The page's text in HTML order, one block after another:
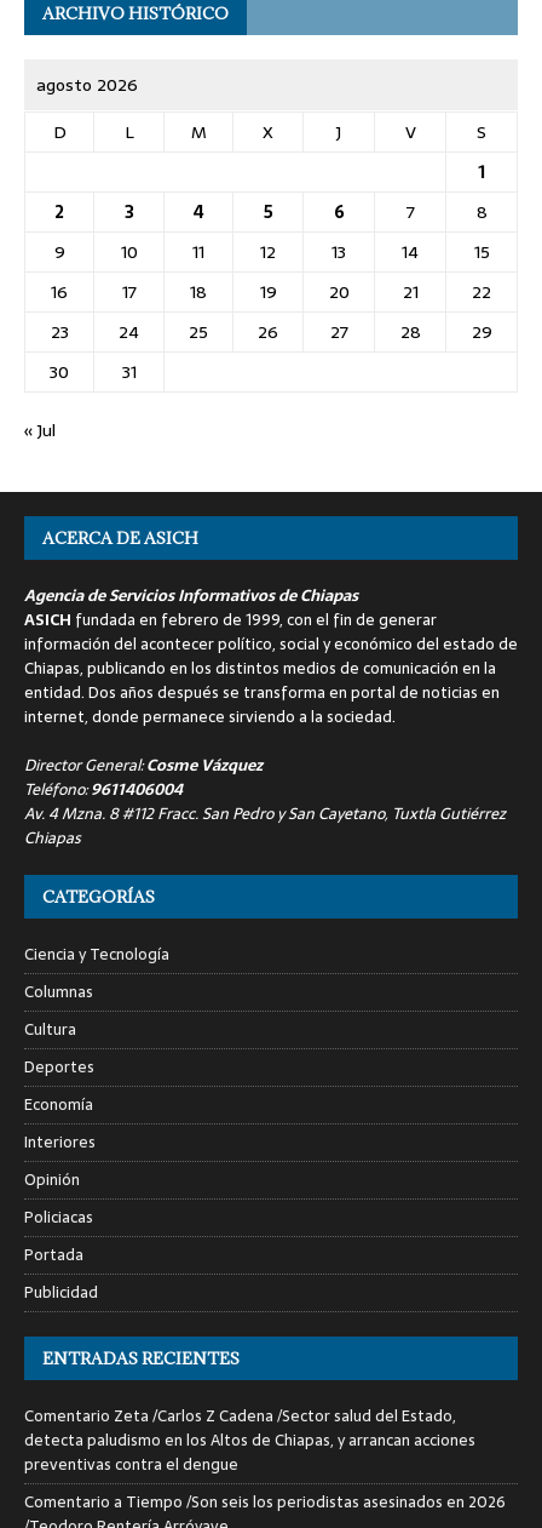
ARCHIVO HISTÓRICO
agosto 2026
D
L M X J V
S
1
2
3 4 5 6 7
8
9
10 11 12 13 14
15
16
17 18 19 20 21
22
23
24 25 26 27 28
29
30
31
« Jul
ACERCA DE ASICH
Agencia de Servicios Informativos de Chiapas
ASICH fundada en febrero de 1999, con el fin de generar
información del acontecer político, social y económico del estado de
Chiapas, publicando en los distintos medios de comunicación en la
entidad. Dos años después se transforma en portal de noticias en
internet, donde permanece sirviendo a la sociedad.
Director General:Cosme Vázquez
Teléfono:9611406004
Av. 4 Mzna. 8 #112 Fracc. San Pedro y San Cayetano, Tuxtla Gutiérrez
Chiapas
CATEGORÍAS
Ciencia y Tecnología
Columnas
Cultura
Deportes
Economía
Interiores
Opinión
Policiacas
Portada
Publicidad
ENTRADAS RECIENTES
Comentario Zeta /Carlos Z Cadena /Sector salud del Estado,
detecta paludismo en los Altos de Chiapas, y arrancan acciones
preventivas contra el dengue
Comentario a Tiempo /Son seis los periodistas asesinados en 2026